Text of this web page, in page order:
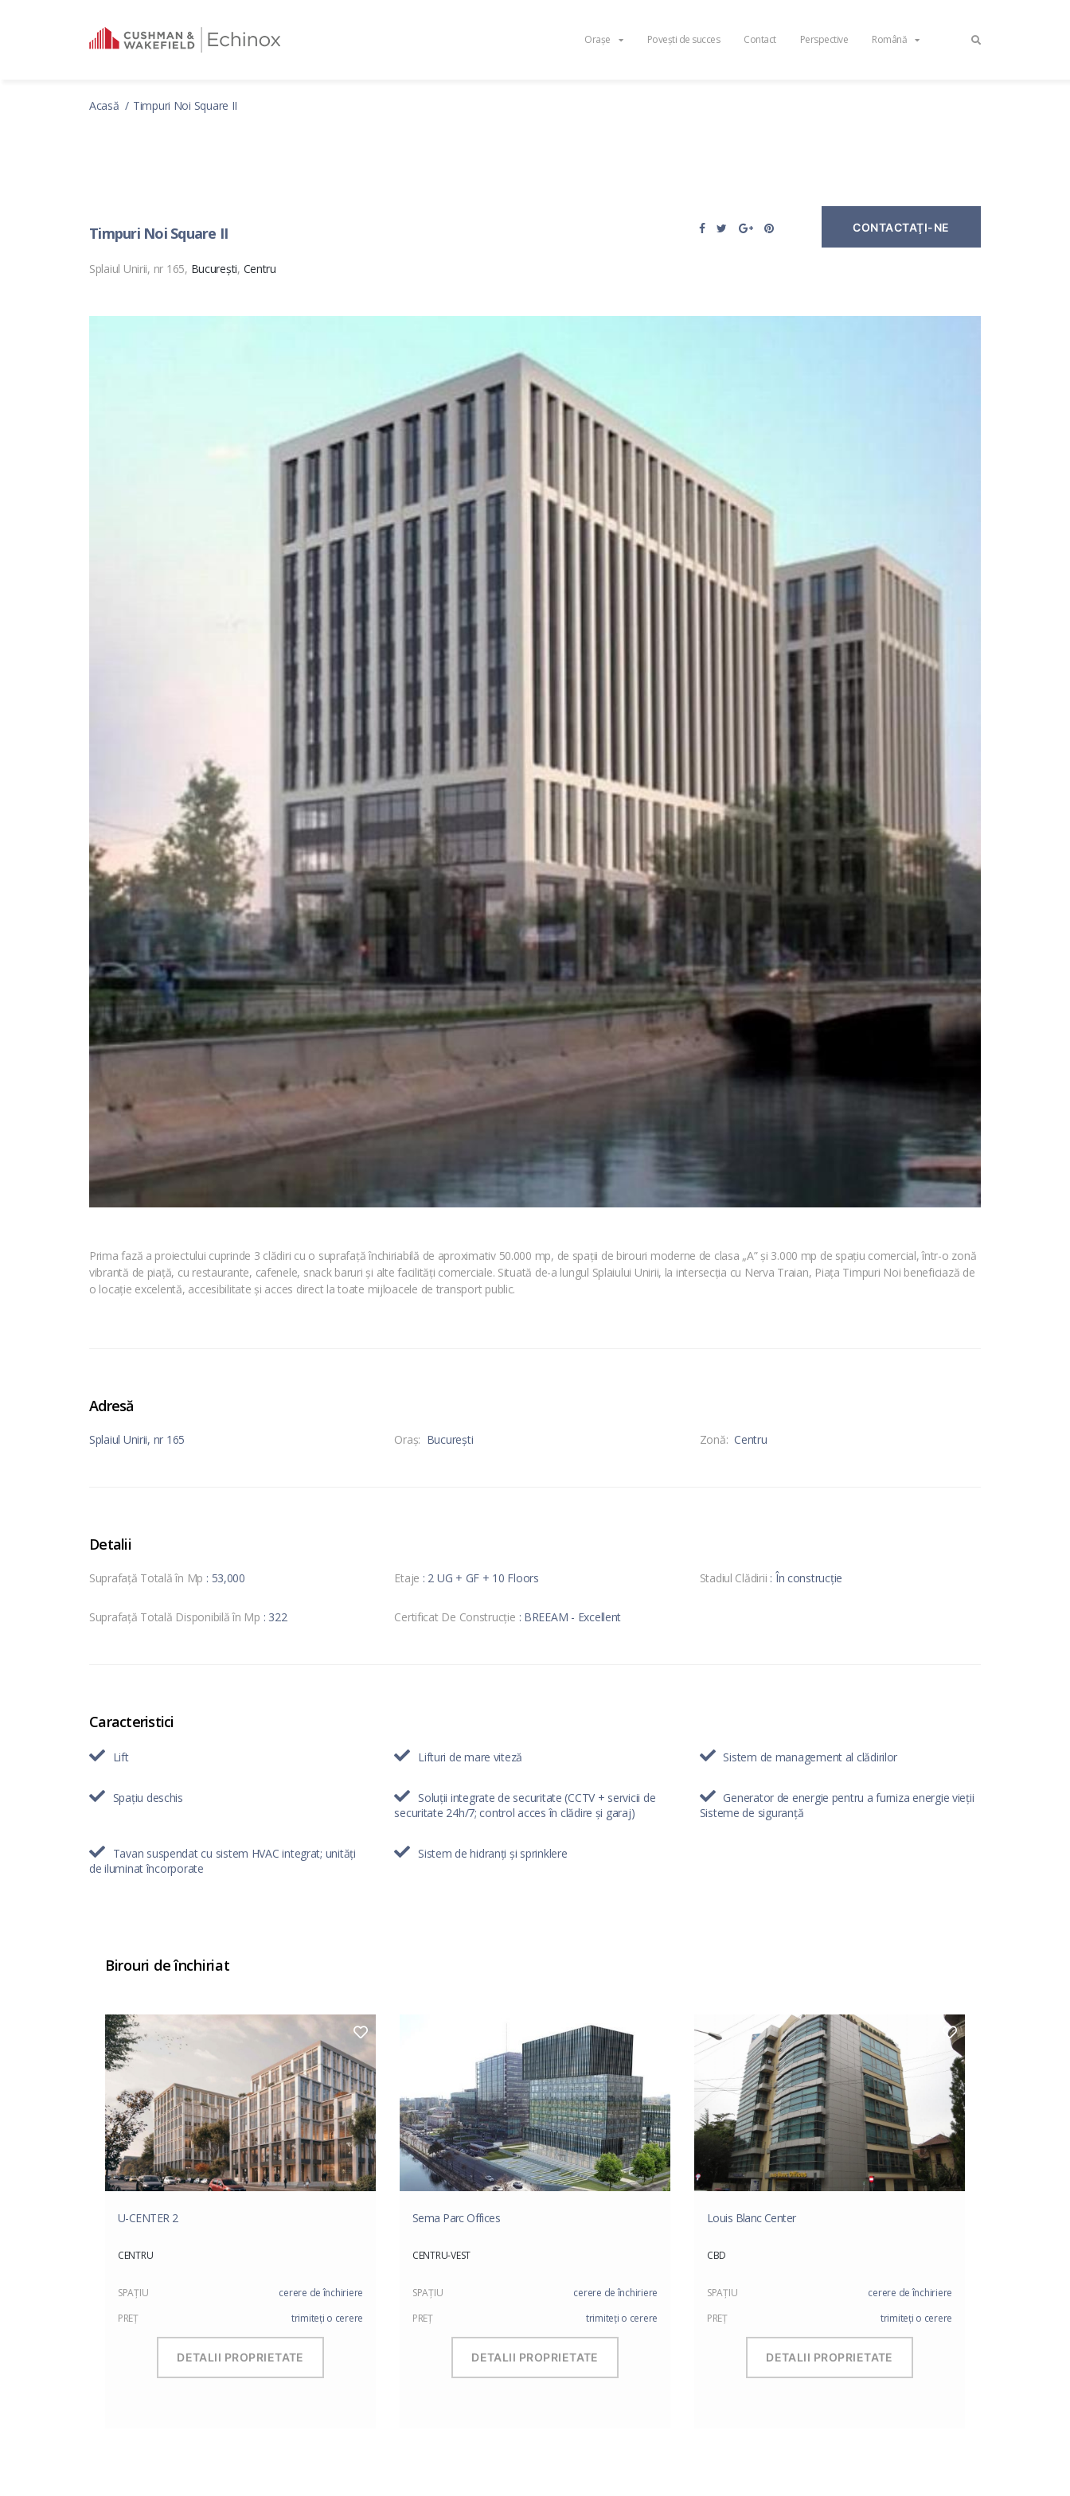
Orașe Povești de succes Contact Perspective Română
Acasă Timpuri Noi Square II
Timpuri Noi Square II
Splaiul Unirii, nr 165, București, Centru
CONTACTAŢI-NE
Prima fază a proiectului cuprinde 3 clădiri cu o suprafață închiriabilă de aproximativ 50.000 mp, de spații de birouri moderne de clasa „A” și 3.000 mp de spațiu comercial, într-o zonă
vibrantă de piață, cu restaurante, cafenele, snack baruri și alte facilități comerciale. Situată de-a lungul Splaiului Unirii, la intersecția cu Nerva Traian, Piața Timpuri Noi beneficiază de
o locație excelentă, accesibilitate și acces direct la toate mijloacele de transport public.
Adresă
Splaiul Unirii, nr 165 Oraş: București Zonă: Centru
Detalii
Suprafață Totală în Mp : 53,000 Etaje : 2 UG + GF + 10 Floors Stadiul Clădirii : În construcție
Suprafață Totală Disponibilă în Mp : 322 Certificat De Construcție : BREEAM - Excellent
Caracteristici
Lift Lifturi de mare viteză Sistem de management al clădirilor
Spațiu deschis
Soluții integrate de securitate (CCTV + servicii de
securitate 24h/7; control acces în clădire și garaj)
Generator de energie pentru a furniza energie vieții
Sisteme de siguranță
Tavan suspendat cu sistem HVAC integrat; unități
de iluminat încorporate
Sistem de hidranți și sprinklere
Birouri de închiriat
U-CENTER 2
CENTRU
SPAŢIU
cerere de închiriere
PREŢ
trimiteți o cerere
DETALII PROPRIETATE
Sema Parc Offices
CENTRU-VEST
SPAŢIU
cerere de închiriere
PREŢ
trimiteți o cerere
DETALII PROPRIETATE
Louis Blanc Center
CBD
SPAŢIU
cerere de închiriere
PREŢ
trimiteți o cerere
DETALII PROPRIETATE